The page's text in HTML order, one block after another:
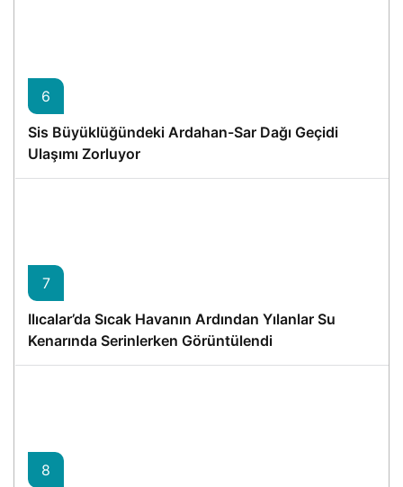
6
Sis Büyüklüğündeki Ardahan-Sar Dağı Geçidi
Ulaşımı Zorluyor
7
Ilıcalar’da Sıcak Havanın Ardından Yılanlar Su
Kenarında Serinlerken Görüntülendi
8